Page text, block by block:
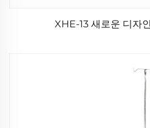
XHE-13 새로운 디자